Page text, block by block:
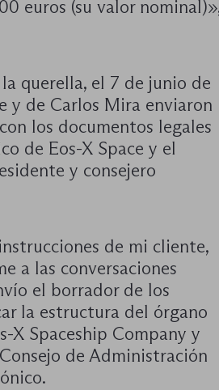
euros (su valor
querella, el 7 de junio de
y de Carlos Mira enviaron
los documentos legales
de Eos-X Space y el
y consejero
de mi cliente,
a las conversaciones
el borrador de los
la estructura del órgano
X Spaceship Company y
de Administración